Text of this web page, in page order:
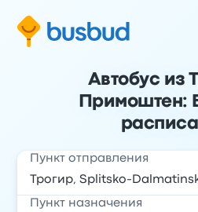
Автобус из
Примоштен:
Пункт отправления
Пункт назначения